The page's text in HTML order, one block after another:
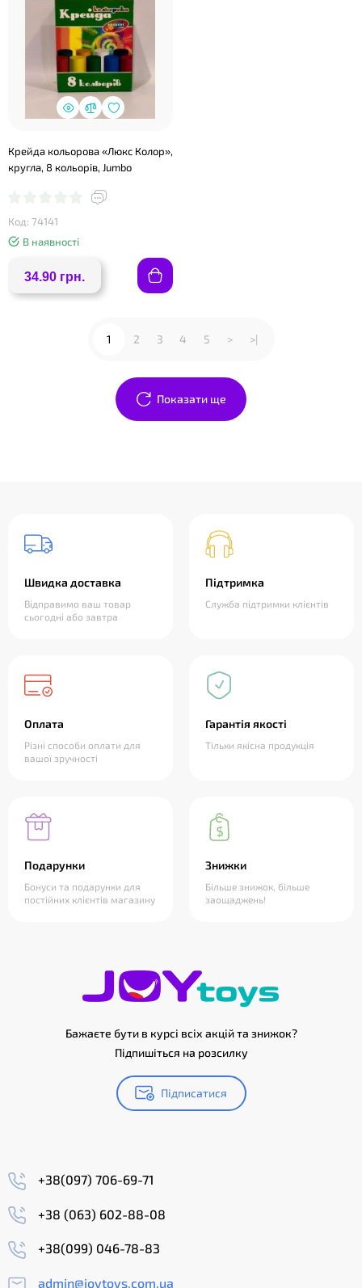
Крейда кольорова «Люкс Колор»,
кругла, 8 кольорів, Jumbo
Код: 74141
В наявності
34.90 грн.
Показати ще
1 2 3 4 5 > >|
Швидка доставка
Відправимо ваш товар
сьогодні або завтра
Підтримка
Служба підтримки клієнтів
Оплата
Різні способи оплати для
вашої зручності
Гарантія якості
Тільки якісна продукція
Подарунки
Бонуси та подарунки для
постійних клієнтів магазину
Знижки
Більше знижок, більше
заощаджень!
Бажаєте бути в курсі всіх акцій та знижок?
Підпишіться на розсилку
Підписатися
+38(097) 706-69-71
+38 (063) 602-88-08
+38(099) 046-78-83
admin@joytoys.com.ua